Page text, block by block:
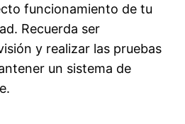
funcionamiento de tu
Recuerda ser
y realizar las pruebas
un sistema de